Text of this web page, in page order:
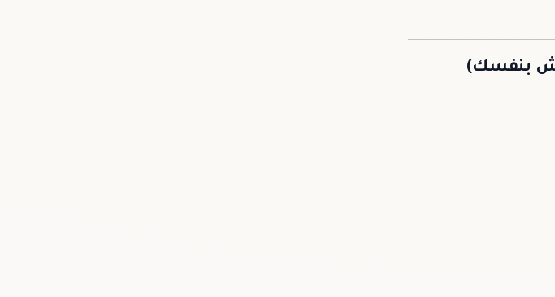
بنفسك)